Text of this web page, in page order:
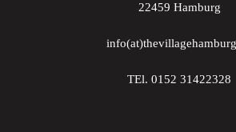
22459 Hamburg
TEl. 0152 31422328